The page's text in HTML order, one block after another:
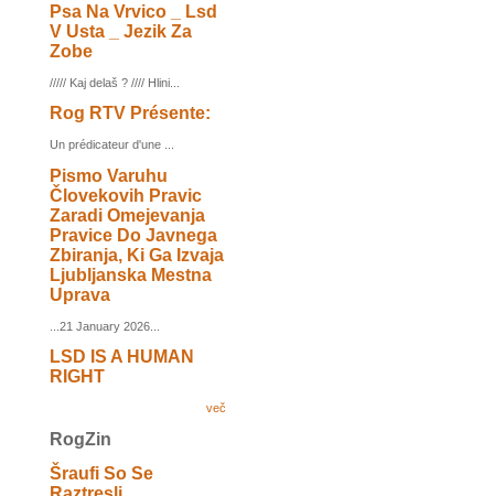
Psa Na Vrvico _ Lsd
V Usta _ Jezik Za
Zobe
///// Kaj delaš ? //// Hlini...
Rog RTV Présente:
Un prédicateur d'une ...
Pismo Varuhu
Človekovih Pravic
Zaradi Omejevanja
Pravice Do Javnega
Zbiranja, Ki Ga Izvaja
Ljubljanska Mestna
Uprava
...21 January 2026...
LSD IS A HUMAN
RIGHT
več
RogZin
Šraufi So Se